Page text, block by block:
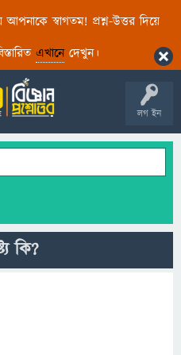
আপনাকে স্বাগতম! প্রশ্ন-উত্তর দিয়ে
এখানেদেখুন।
লগ ইন
কি?